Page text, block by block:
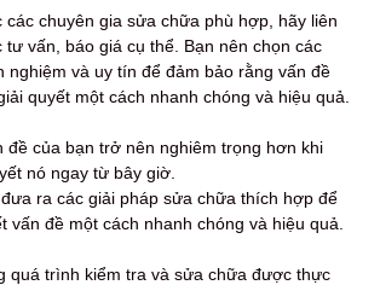
chuyên gia sửa chữa phù hợp, hãy liên
vấn, báo giá cụ thể. Bạn nên chọn các
nghiệm và uy tín để đảm bảo rằng vấn đề
quyết một cách nhanh chóng và hiệu quả.
đề của bạn trở nên nghiêm trọng hơn khi
nó ngay từ bây giờ.
ra các giải pháp sửa chữa thích hợp để
vấn đề một cách nhanh chóng và hiệu quả.
quá trình kiểm tra và sửa chữa được thực